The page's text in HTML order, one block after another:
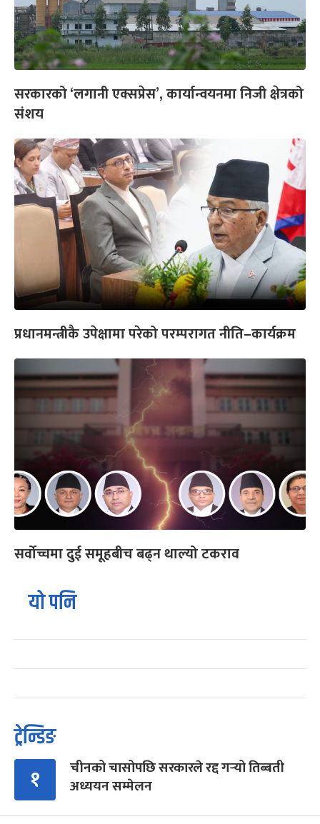
सरकारको ‘लगानी एक्सप्रेस’, कार्यान्वयनमा निजी क्षेत्रको
संशय
प्रधानमन्त्रीकै उपेक्षामा परेको परम्परागत नीति–कार्यक्रम
सर्वोच्चमा दुई समूहबीच बढ्न थाल्यो टकराव
यो पनि
ट्रेन्डिङ
१
चीनको चासोपछि सरकारले रद्द गर्‍यो तिब्बती
अध्ययन सम्मेलन